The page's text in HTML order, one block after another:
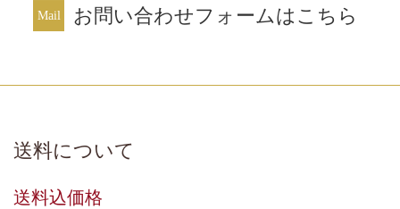
お問い合わせフォームはこちら
送料について
送料込価格